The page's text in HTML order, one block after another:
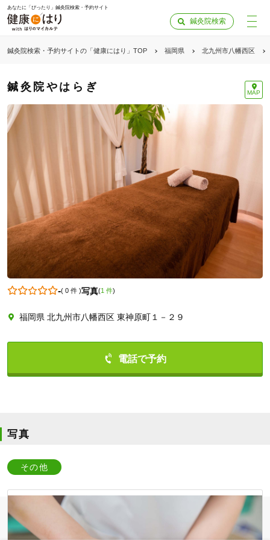
あなたに「ぴったり」鍼灸院検索・予約サイト
鍼灸院検索
鍼灸院検索・予約サイトの「健康にはり」TOP 福岡県 北九州市八幡西区
鍼灸院やはらぎ MAP
-( 0 件)写真(1 件)
福岡県 北九州市八幡西区 東神原町１－２９
写真
その他
「健康にはりを見た」
0936228404